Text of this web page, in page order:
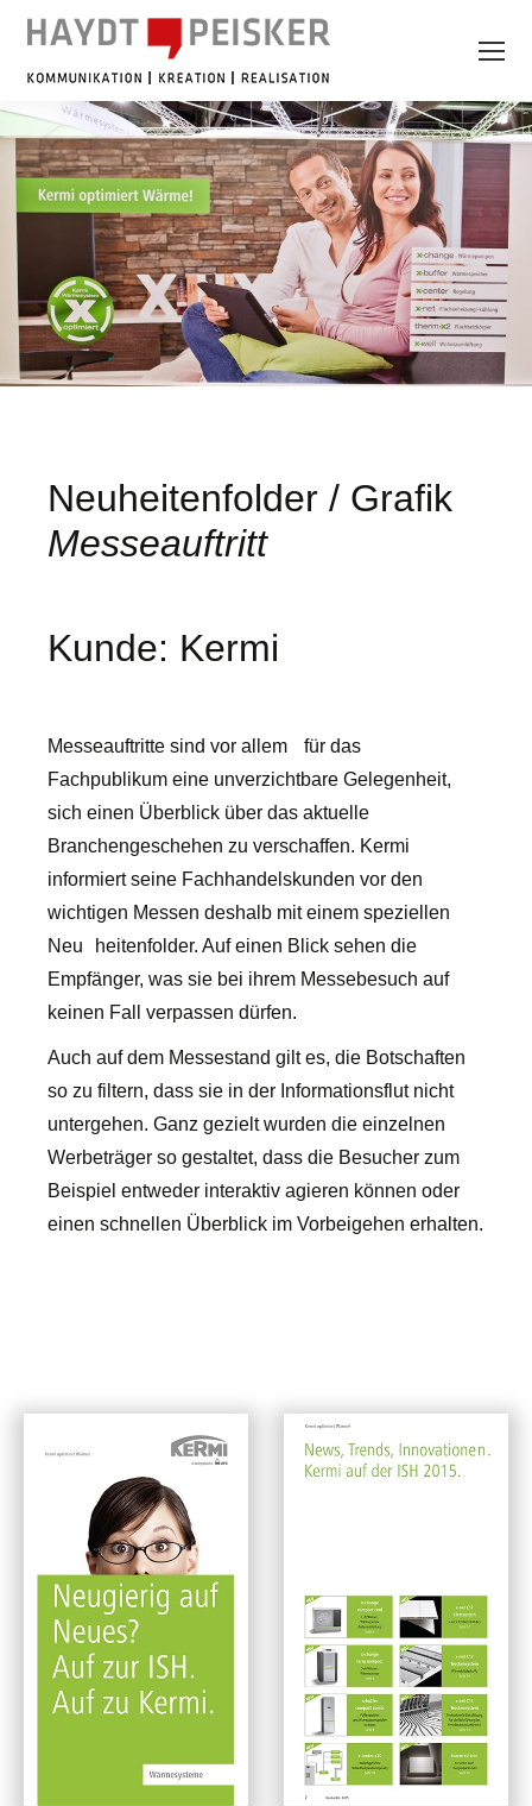
Neuheitenfolder / Grafik
Messeauftritt
Kunde: Kermi
Messeauftritte sind vor allem für das
Fachpublikum eine unverzichtbare Gelegenheit,
sich einen Überblick über das aktuelle
Branchengeschehen zu verschaffen. Kermi
informiert seine Fachhandelskunden vor den
wichtigen Messen deshalb mit einem speziellen
Neu heitenfolder. Auf einen Blick sehen die
Empfänger, was sie bei ihrem Messebesuch auf
keinen Fall verpassen dürfen.
Auch auf dem Messestand gilt es, die Botschaften
so zu filtern, dass sie in der Informationsflut nicht
untergehen. Ganz gezielt wurden die einzelnen
Werbeträger so gestaltet, dass die Besucher zum
Beispiel entweder interaktiv agieren können oder
einen schnellen Überblick im Vorbeigehen erhalten.